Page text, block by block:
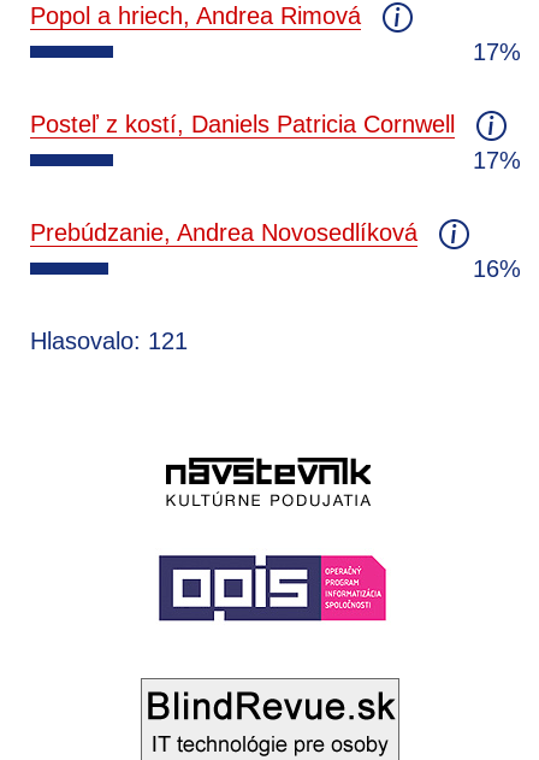
Popol a hriech, Andrea Rimová
17%
Posteľ z kostí, Daniels Patricia Cornwell
17%
Prebúdzanie, Andrea Novosedlíková
16%
Hlasovalo: 121